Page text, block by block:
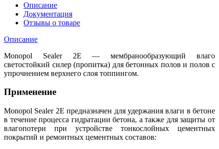
Описание
Документация
Отзывы о товаре
Описание
Monopol Sealer 2E — мембранообразующий влаго
светостойкий силер (пропитка) для бетонных полов и полов с
упрочнением верхнего слоя топпингом.
Применение
Monopol Sealer 2Е предназначен для удержания влаги в бетоне
в течение процесса гидратации бетона, а также для защиты от
влагопотери при устройстве тонкослойных цементных
покрытий и ремонтных цементных составов: